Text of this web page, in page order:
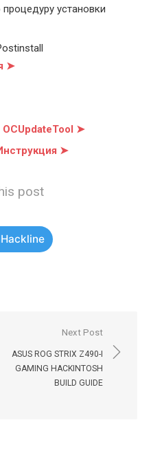
установки
➤
OCUpdateTool ➤
➤
post
Next Post
ASUS ROG STRIX Z490-I
GAMING HACKINTOSH
BUILD GUIDE